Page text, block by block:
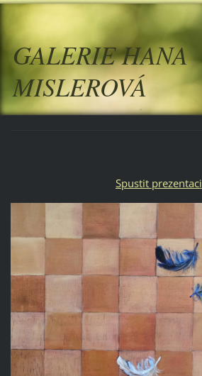
GALERIE HANA
MISLEROVÁ
Spustit prezentaci